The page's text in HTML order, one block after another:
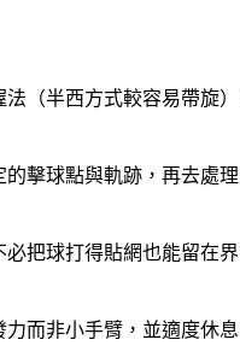
（半西方式較容易帶旋
擊球點與軌跡，再去處
把球打得貼網也能留在
而非小手臂，並適度休